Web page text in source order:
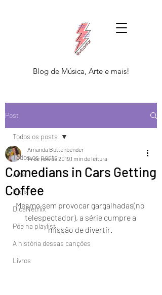
Blog de Música, Arte e mais!
Post
Todos os posts
Arte
Moda
DicaNetflix
Põe na playlist
A história dessas canções
Livros
Todos os posts
Comedians in Cars Getting
Coffee
Amanda Büttenbender
14 de nov. de 20191 min de leitura
Mesmo sem provocar gargalhadas(no
telespectador), a série cumpre a
missão de divertir.